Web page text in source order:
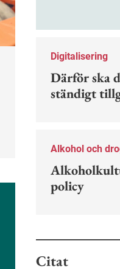
förebygga
Digitalisering
Därför ska
ständigt
Alkohol och
policy
Citat